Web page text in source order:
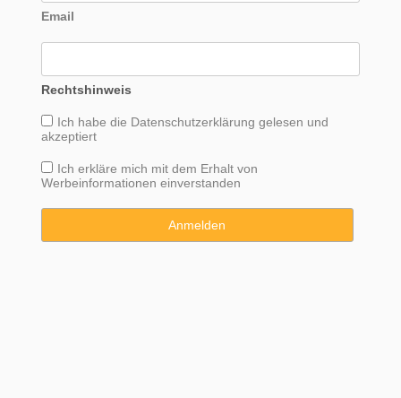
Email
Rechtshinweis
Ich habe die Datenschutzerklärung gelesen und
akzeptiert
Ich erkläre mich mit dem Erhalt von
Werbeinformationen einverstanden